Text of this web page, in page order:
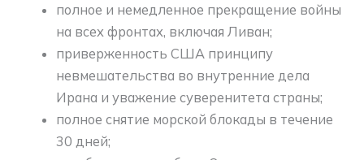
полное и немедленное прекращение войны
на всех фронтах, включая Ливан;
приверженность США принципу
невмешательства во внутренние дела
Ирана и уважение суверенитета страны;
полное снятие морской блокады в течение
30 дней;